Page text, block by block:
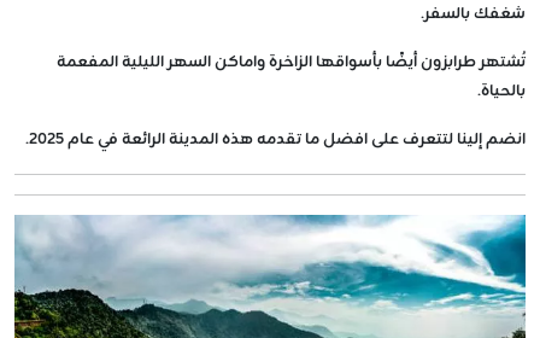
شغفك بالسفر.
تُشتهر طرابزون أيضًا بأسواقها الزاخرة واماكن السهر الليلية المفعمة
بالحياة.
انضم إلينا لتتعرف على افضل ما تقدمه هذه المدينة الرائعة في عام 2025.